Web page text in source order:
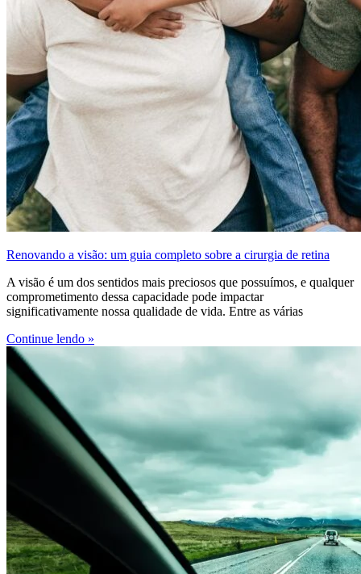
Renovando a visão: um guia completo sobre a cirurgia de retina
A visão é um dos sentidos mais preciosos que possuímos, e qualquer
comprometimento dessa capacidade pode impactar
significativamente nossa qualidade de vida. Entre as várias
Continue lendo »